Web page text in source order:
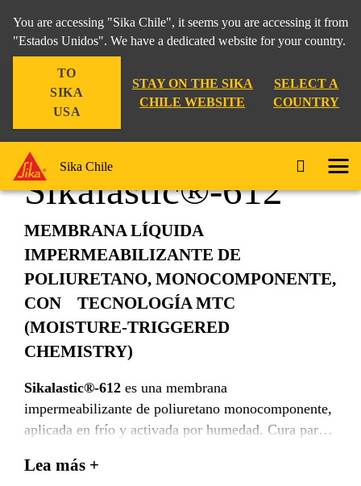
You are accessing "Sika Chile", it seems you are accessing it from
"Estados Unidos". We have a dedicated website for your country.
TO
SIKA
USA
STAY ON THE SIKA
CHILE WEBSITE
SELECT A
COUNTRY
Sika Chile
Techo Plano Sikalastic®-612
Sikalastic®-612
MEMBRANA LÍQUIDA
IMPERMEABILIZANTE DE
POLIURETANO, MONOCOMPONENTE,
CON TECNOLOGÍA MTC
(MOISTURE-TRIGGERED
CHEMISTRY)
Sikalastic®-612 es una membrana
impermeabilizante de poliuretano monocomponente,
aplicada en frío y activada por humedad. Cura para
costuras y duradera para las áreas expuestas de
Lea más +